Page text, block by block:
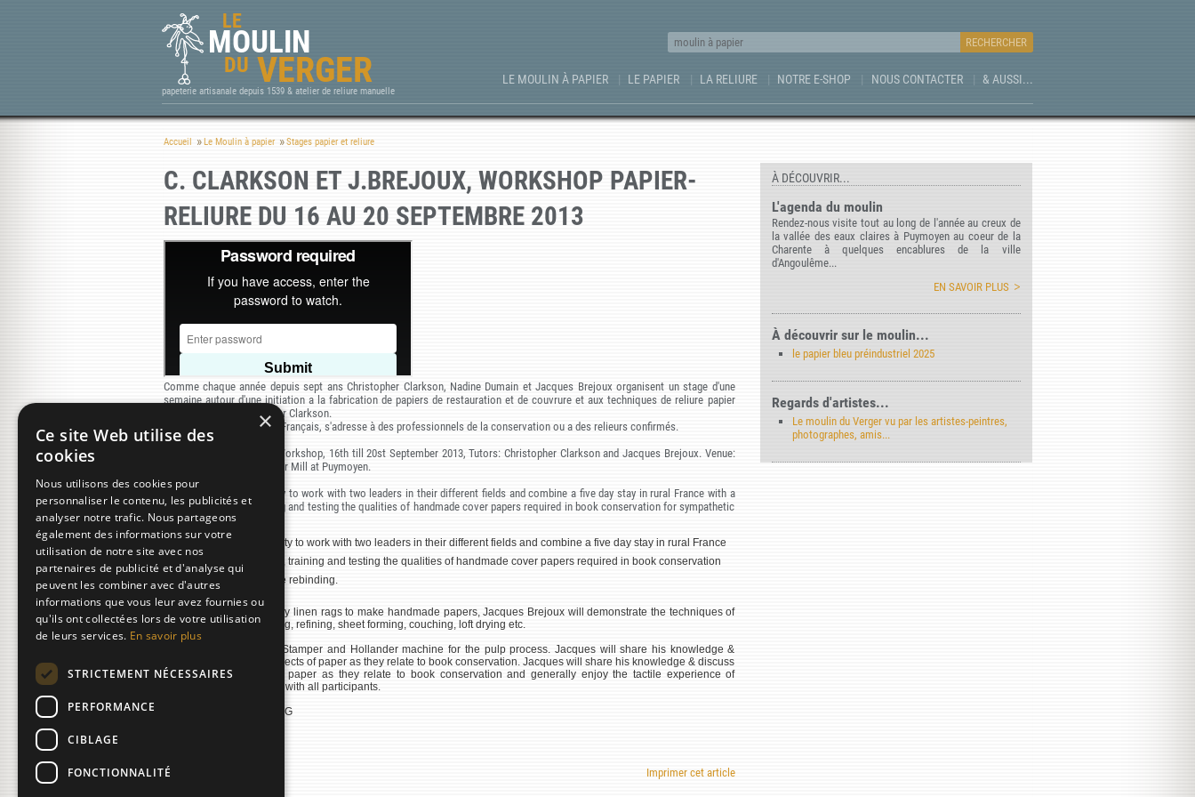
LE
MOULIN
DU VERGER
papeterie artisanale depuis 1539 & atelier de reliure manuelle
LE MOULIN À PAPIER LE PAPIER LA RELIURE NOTRE E-SHOP NOUS CONTACTER & AUSSI...
Accueil Le Moulin à papier Stages papier et reliure
C. CLARKSON ET J.BREJOUX, WORKSHOP PAPIER-
RELIURE DU 16 AU 20 SEPTEMBRE 2013
Comme chaque année depuis sept ans Christopher Clarkson, Nadine Dumain et Jacques Brejoux organisent un stage d'une
semaine autour d'une initiation a la fabrication de papiers de restauration et de couvrure et aux techniques de reliure papier
enseignées par Christopher Clarkson.
Ce stage bilingue, Anglais Français, s'adresse à des professionnels de la conservation ou a des relieurs confirmés.
Hand Made Cover Paper Workshop, 16th till 20st September 2013, Tutors: Christopher Clarkson and Jacques Brejoux. Venue:
The Moulin du Verger Paper Mill at Puymoyen.
An exceptional opportunity to work with two leaders in their different fields and combine a five day stay in rural France with a
period of research, training and testing the qualities of handmade cover papers required in book conservation for sympathetic
& durable rebinding.
An exceptional opportunity to work with two leaders in their different fields and combine a five day stay in rural France
with a period of research, training and testing the qualities of handmade cover papers required in book conservation
for sympathetic & durable rebinding.
Using 19th & 20th century linen rags to make handmade papers, Jacques Brejoux will demonstrate the techniques of
fibre identification, pulping, refining, sheet forming, couching, loft drying etc.
Using a reproduction a Stamper and Hollander machine for the pulp process. Jacques will share his knowledge &
discuss the technical aspects of paper as they relate to book conservation. Jacques will share his knowledge & discuss
the technical aspects of paper as they relate to book conservation and generally enjoy the tactile experience of
handmade papermaking with all participants.
RESERVATION, BOOKING
Imprimer cet article
À DÉCOUVRIR...
L'agenda du moulin
Rendez-nous visite tout au long de l'année au creux de
la vallée des eaux claires à Puymoyen au coeur de la
Charente à quelques encablures de la ville
d'Angoulême...
EN SAVOIR PLUS
À découvrir sur le moulin...
le papier bleu préindustriel 2025
Regards d'artistes...
Le moulin du Verger vu par les artistes-peintres,
photographes, amis...
×
Ce site Web utilise des
cookies
Nous utilisons des cookies pour
personnaliser le contenu, les publicités et
analyser notre trafic. Nous partageons
également des informations sur votre
utilisation de notre site avec nos
partenaires de publicité et d'analyse qui
peuvent les combiner avec d'autres
informations que vous leur avez fournies ou
qu'ils ont collectées lors de votre utilisation
de leurs services. En savoir plus
STRICTEMENT NÉCESSAIRES
PERFORMANCE
CIBLAGE
FONCTIONNALITÉ